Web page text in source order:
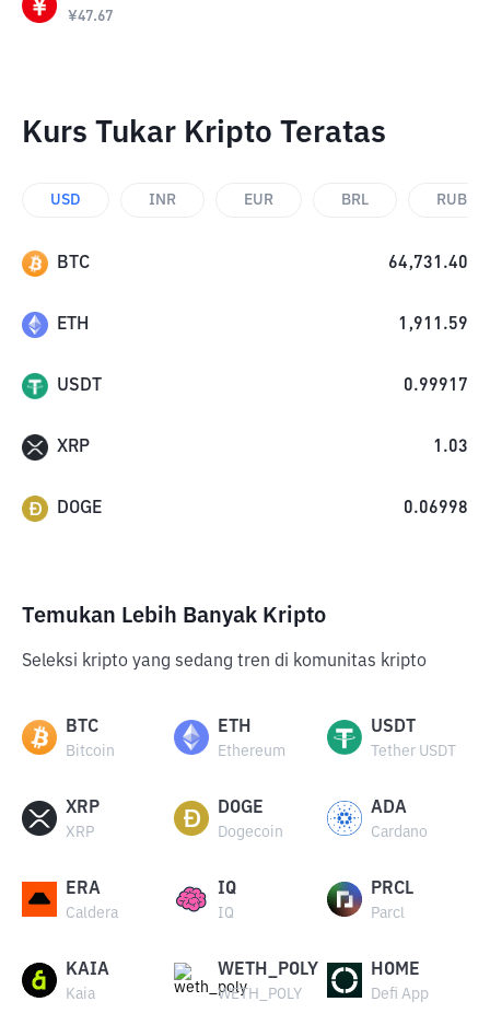
¥47.67
Kurs Tukar Kripto Teratas
USD INR EUR BRL RUB
BTC 64,731.40
ETH 1,911.59
USDT 0.99917
XRP 1.03
DOGE 0.06998
Temukan Lebih Banyak Kripto
Seleksi kripto yang sedang tren di komunitas kripto
BTC
Bitcoin
ETH
Ethereum
USDT
Tether USDT
XRP
XRP
DOGE
Dogecoin
ADA
Cardano
ERA
Caldera
IQ
IQ
PRCL
Parcl
KAIA
Kaia
WETH_POLY
WETH_POLY
HOME
Defi App